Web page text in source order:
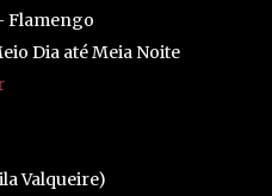
Flamengo
Dia até Meia Noite
Valqueire)